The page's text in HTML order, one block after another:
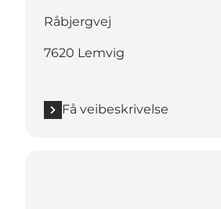
Råbjergvej
7620 Lemvig
Få veibeskrivelse